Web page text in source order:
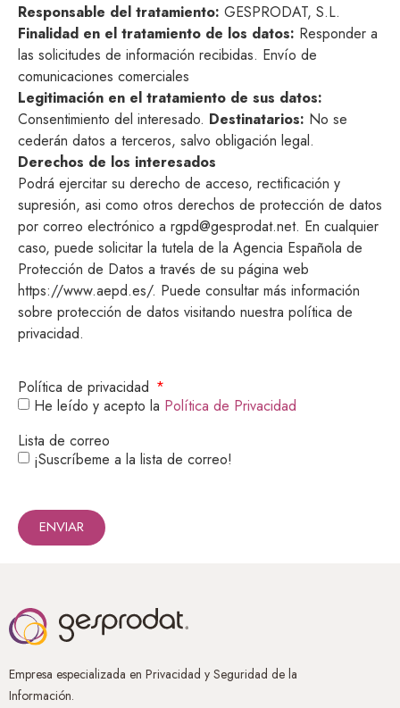
Responsable del tratamiento: GESPRODAT, S.L.
Finalidad en el tratamiento de los datos: Responder a
las solicitudes de información recibidas. Envío de
comunicaciones comerciales
Legitimación en el tratamiento de sus datos:
Consentimiento del interesado. Destinatarios: No se
cederán datos a terceros, salvo obligación legal.
Derechos de los interesados
Podrá ejercitar su derecho de acceso, rectificación y
supresión, asi como otros derechos de protección de datos
por correo electrónico a rgpd@gesprodat.net. En cualquier
caso, puede solicitar la tutela de la Agencia Española de
Protección de Datos a través de su página web
https://www.aepd.es/. Puede consultar más información
sobre protección de datos visitando nuestra política de
privacidad.
Política de privacidad
He leído y acepto la Política de Privacidad
Lista de correo
¡Suscríbeme a la lista de correo!
ENVIAR
Empresa especializada en Privacidad y Seguridad de la
Información.